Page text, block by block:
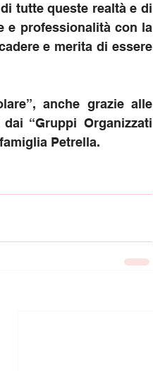
tutte queste realtà e di
e professionalità con la
e merita di essere
anche grazie alle
“Gruppi Organizzati
Petrella.